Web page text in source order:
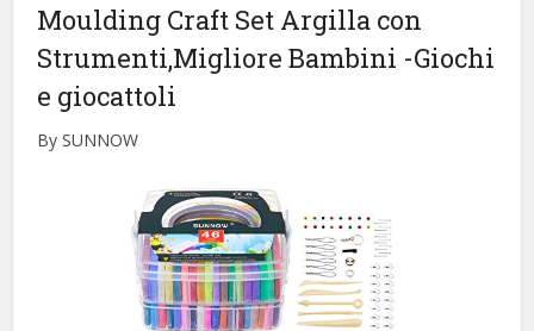
Moulding Craft Set Argilla con
Strumenti,Migliore Bambini -Giochi
e giocattoli
By SUNNOW